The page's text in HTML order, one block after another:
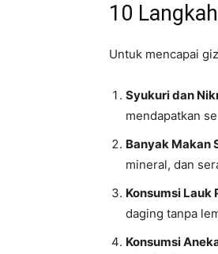
10
Untuk mencapai
Syukuri dan
mendapatkan
Banyak Makan
mineral, dan
Konsumsi Lauk
daging tanpa
Konsumsi